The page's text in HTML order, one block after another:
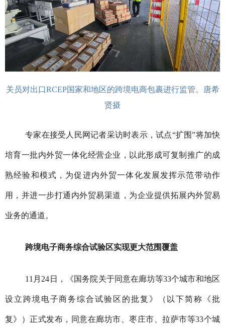
关员对出口RCEP国家和地区的跨境电商包裹进行监管。唐希
贤摄
专家在接受人民网记者采访时表示，试点“扩围”将加快
培育一批内外贸一体化经营企业，以此形成可复制推广的成
熟经验和模式，为促进内外贸一体化发展发挥示范带动作
用，并进一步打通内外贸易渠道，为企业提供拓展内外贸易
业务的通道。
跨境电子商务综合试验区实现更大范围覆盖
11月24日，《国务院关于同意在廊坊等33个城市和地区
设立跨境电子商务综合试验区的批复》（以下简称《批
复》）正式发布，同意在廊坊市、枣庄市、拉萨市等33个城